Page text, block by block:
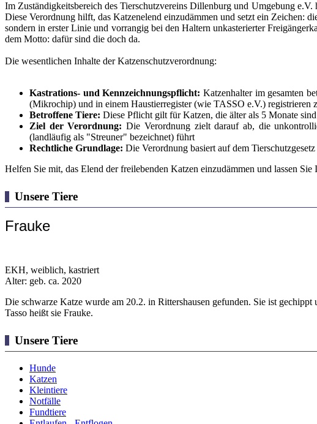
Im Zuständigkeitsbereich des Tierschutzvereins Dillenburg und Umgebung
Diese Verordnung hilft, das Katzenelend einzudämmen und setzt ein Zeichen:
sondern in erster Linie und vorrangig bei den Haltern unkasterierter
dem Motto: dafür sind die doch da.
Die wesentlichen Inhalte der Katzenschutzverordnung:
Kastrations- und Kennzeichnungspflicht: Katzenhalter im gesamten
(Mikrochip) und in einem Haustierregister (wie TASSO e.V.) registrieren
Betroffene Tiere: Diese Pflicht gilt für Katzen, die älter als 5 Monate
Ziel der Verordnung: Die Verordnung zielt darauf ab, die
(landläufig als "Streuner" bezeichnet) führt
Rechtliche Grundlage: Die Verordnung basiert auf dem Tierschutzgesetz
Helfen Sie mit, das Elend der freilebenden Katzen einzudämmen und lassen
Unsere Tiere
Frauke
EKH, weiblich, kastriert
Alter: geb. ca. 2020
Die schwarze Katze wurde am 20.2. in Rittershausen gefunden. Sie ist
Tasso heißt sie Frauke.
Unsere Tiere
Hunde
Katzen
Kleintiere
Notfälle
Fundtiere